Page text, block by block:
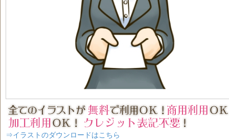
⇒イラストのダウンロードはこちら